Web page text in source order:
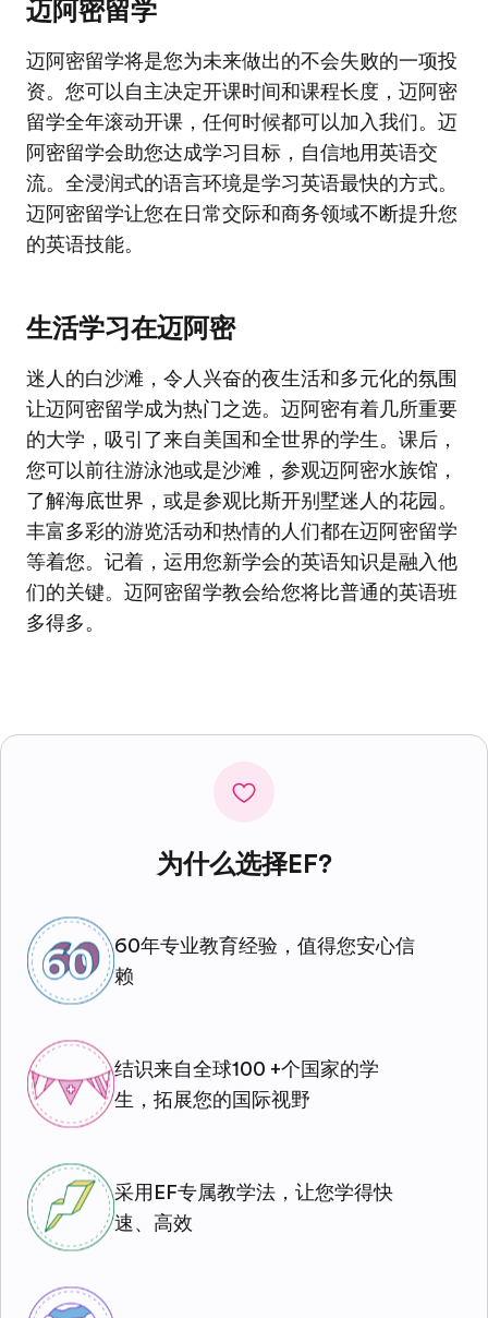
迈阿密留学
迈阿密留学将是您为未来做出的不会失败的一项投
资。您可以自主决定开课时间和课程长度，迈阿密
留学全年滚动开课，任何时候都可以加入我们。迈
阿密留学会助您达成学习目标，自信地用英语交
流。全浸润式的语言环境是学习英语最快的方式。
迈阿密留学让您在日常交际和商务领域不断提升您
的英语技能。
生活学习在迈阿密
迷人的白沙滩，令人兴奋的夜生活和多元化的氛围
让迈阿密留学成为热门之选。迈阿密有着几所重要
的大学，吸引了来自美国和全世界的学生。课后，
您可以前往游泳池或是沙滩，参观迈阿密水族馆，
了解海底世界，或是参观比斯开别墅迷人的花园。
丰富多彩的游览活动和热情的人们都在迈阿密留学
等着您。记着，运用您新学会的英语知识是融入他
们的关键。迈阿密留学教会给您将比普通的英语班
多得多。
为什么选择EF?
60年专业教育经验，值得您安心信
赖
结识来自全球100 +个国家的学
生，拓展您的国际视野
采用EF专属教学法，让您学得快
速、高效